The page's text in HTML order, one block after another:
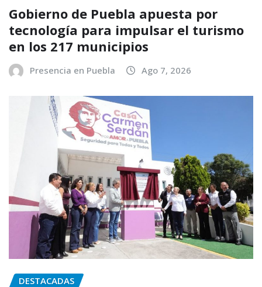
Gobierno de Puebla apuesta por
tecnología para impulsar el turismo
en los 217 municipios
Presencia en Puebla Ago 7, 2026
DESTACADAS